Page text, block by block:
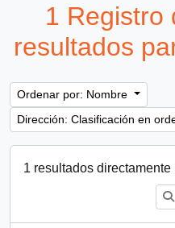
1 Registro
resultados
Ordenar por: Nombre
Dirección: Clasificación en
1 resultados